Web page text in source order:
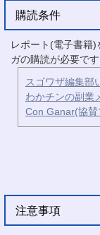
購読条件
レポート(電子書籍
ガの購読が必要です
スゴワザ編集部
わかチンの副業
Con Ganar(協賛
注意事項